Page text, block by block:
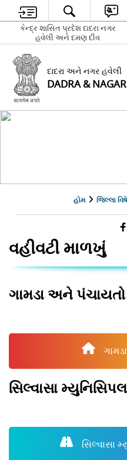
કેન્દ્ર શાસિત પ્રદેશ દાદરા નગર
હવેલી અને દમણ દીવ
દાદરા અને નગર હવેલી
DADRA &
હોમ જિલ્લા વિષે
વહીવટી માળખું
ગામડા અને પંચાયતો
સિલ્વાસા
સિલ્વાસા